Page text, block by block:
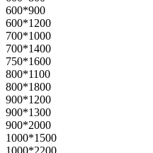
600*900
600*1200
700*1000
700*1400
750*1600
800*1100
800*1800
900*1200
900*1300
900*2000
1000*1500
1000*2200